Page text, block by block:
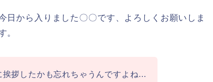
日から入りました〇〇です、よろしくお願いしま
。
挨拶したかも忘れちゃうんですよね…